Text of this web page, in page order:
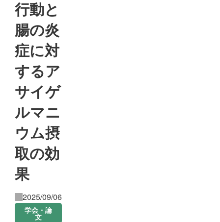
行動と
腸の炎
症に対
するア
サイゲ
ルマニ
ウム摂
取の効
果
2025/09/06
学会・論
文